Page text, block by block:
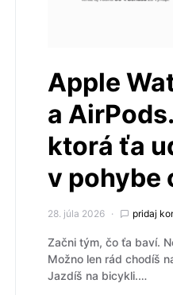
Apple
a
ktorá ťa
v pohybe
28. júla 2026 pridaj
Začni tým, čo ťa baví.
Možno len rád chodíš
Jazdíš na bicykli.…